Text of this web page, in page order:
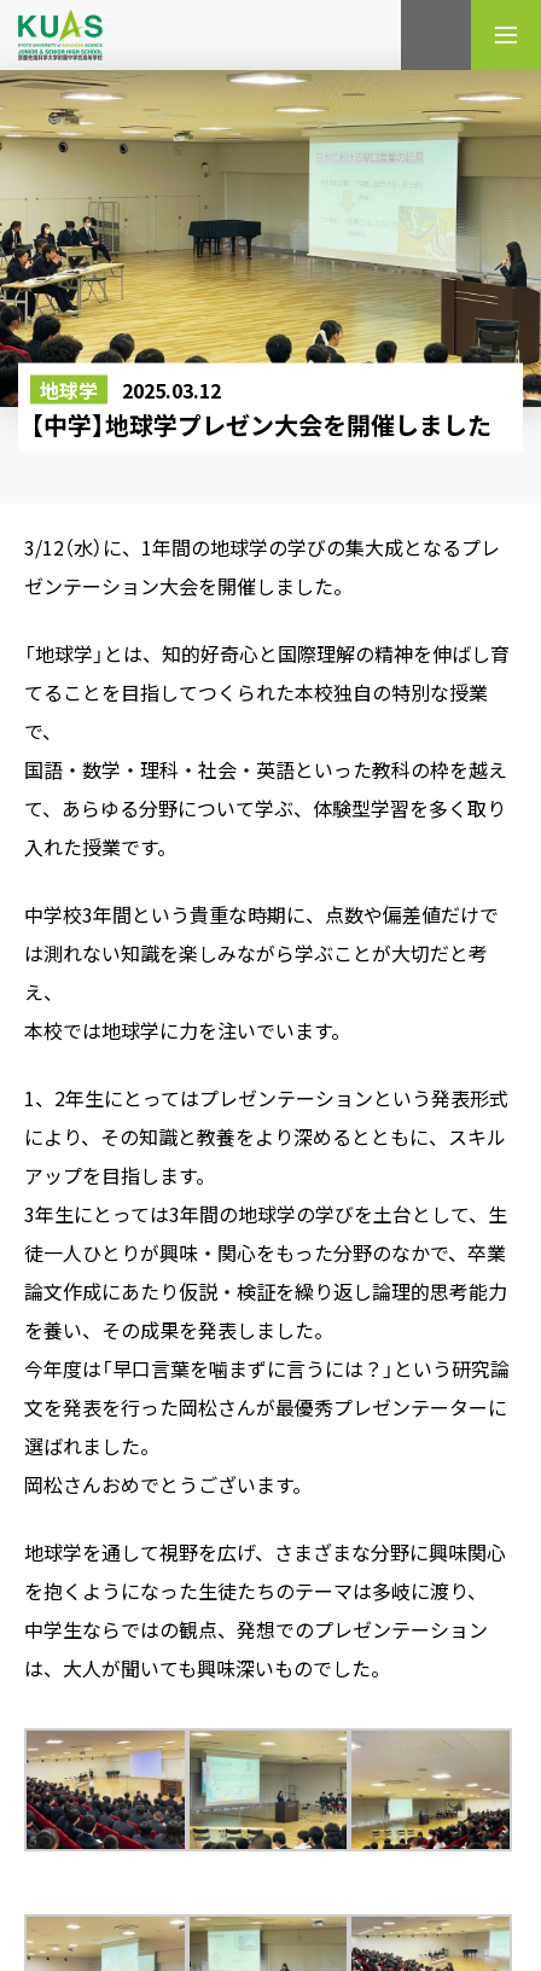
検索
地球学 2025.03.12
【中学】地球学プレゼン大会を開催しました
3/12（水）に、1年間の地球学の学びの集大成となるプレ
ゼンテーション大会を開催しました。
「地球学」とは、知的好奇心と国際理解の精神を伸ばし育
てることを目指してつくられた本校独自の特別な授業
で、
国語・数学・理科・社会・英語といった教科の枠を越え
て、あらゆる分野について学ぶ、体験型学習を多く取り
入れた授業です。
中学校3年間という貴重な時期に、点数や偏差値だけで
は測れない知識を楽しみながら学ぶことが大切だと考
え、
本校では地球学に力を注いでいます。
1、2年生にとってはプレゼンテーションという発表形式
により、その知識と教養をより深めるとともに、スキル
アップを目指します。
3年生にとっては3年間の地球学の学びを土台として、生
徒一人ひとりが興味・関心をもった分野のなかで、卒業
論文作成にあたり仮説・検証を繰り返し論理的思考能力
を養い、その成果を発表しました。
今年度は「早口言葉を噛まずに言うには？」という研究論
文を発表を行った岡松さんが最優秀プレゼンテーターに
選ばれました。
岡松さんおめでとうございます。
地球学を通して視野を広げ、さまざまな分野に興味関心
を抱くようになった生徒たちのテーマは多岐に渡り、
中学生ならではの観点、発想でのプレゼンテーション
は、大人が聞いても興味深いものでした。